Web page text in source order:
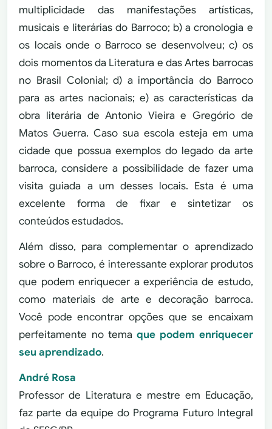
multiplicidade das manifestações artísticas,
musicais e literárias do Barroco; b) a cronologia e
os locais onde o Barroco se desenvolveu; c) os
dois momentos da Literatura e das Artes barrocas
no Brasil Colonial; d) a importância do Barroco
para as artes nacionais; e) as características da
obra literária de Antonio Vieira e Gregório de
Matos Guerra. Caso sua escola esteja em uma
cidade que possua exemplos do legado da arte
barroca, considere a possibilidade de fazer uma
visita guiada a um desses locais. Esta é uma
excelente forma de fixar e sintetizar os
conteúdos estudados.
Além disso, para complementar o aprendizado
sobre o Barroco, é interessante explorar produtos
que podem enriquecer a experiência de estudo,
como materiais de arte e decoração barroca.
Você pode encontrar opções que se encaixam
perfeitamente no temaque podem enriquecer
seu aprendizado.
André Rosa
Professor de Literatura e mestre em Educação,
faz parte da equipe do Programa Futuro Integral